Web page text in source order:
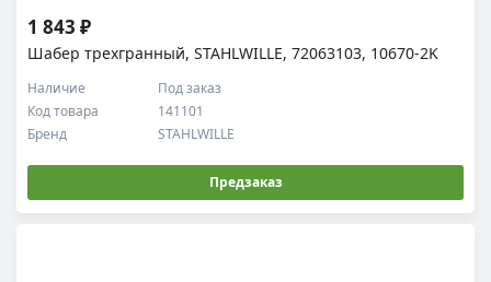
Шабер трехгранный, STAHLWILLE, 72063103, 10670-2K
Код товара 141101
Наличие Под заказ
Бренд STAHLWILLE
1 843 ₽
Предзаказ